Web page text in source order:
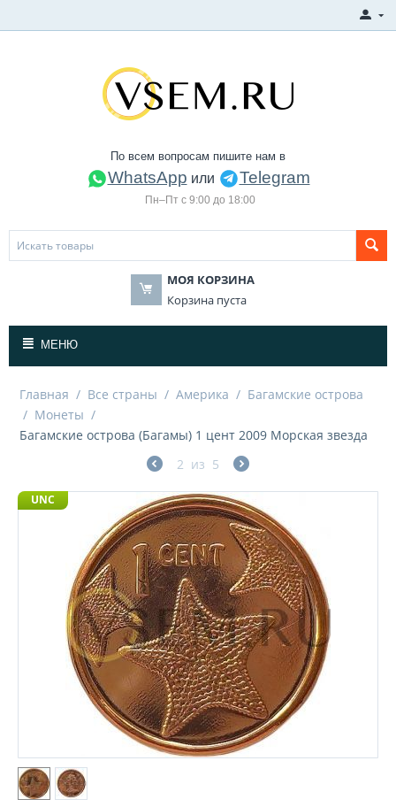
По всем вопросам пишите нам в
WhatsApp или Telegram
Пн–Пт с 9:00 до 18:00
МОЯ КОРЗИНА
Корзина пуста
МЕНЮ
Главная / Все страны / Америка / Багамские острова
/ Монеты /
Багамские острова (Багамы) 1 цент 2009 Морская звезда
2 из 5
UNC